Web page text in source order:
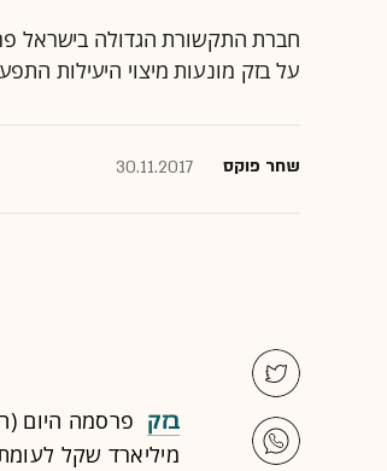
חברת התקשורת הגדולה בישראל
על בזק מונעות מיצוי היעילות
שחר פוקס 30.11.2017
בזק